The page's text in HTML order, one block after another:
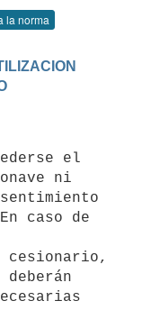
la norma
ni
caso de